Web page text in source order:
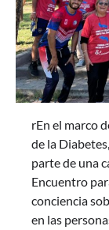
rEn el marco
de la
parte de una
Encuentro
conciencia
en las